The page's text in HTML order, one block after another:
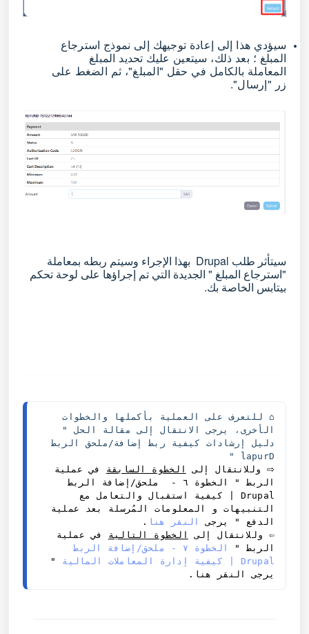
سيؤدي هذا إلى إعادة توجيهك إلى نموذج استرجاع
المبلغ ؛ بعد ذلك، سيتعين عليك تحديد المبلغ
المعاملة بالكامل في حقل "المبلغ"، ثم الضغط على
زر "إرسال".
سيتأثر طلب Drupal
بهذا الإجراء وسيتم ربطه بمعاملة
"استرجاع المبلغ " الجديدة التي تم إجراؤها على لوحة تحكم
بيتابس الخاصة بك.
⌂ للتعرف على العملية بأكملها والخطوات
الأخرى، يرجى الانتقال إلى مقالة الحل "
دليل إرشادات كيفية ربط إضافة/ملحق الربط
Drupal "
⇨ وللانتقال إلى الخطوة السابقة
في عملية
الربط "
الخطوة ٦ -  ملحق/إضافة الربط
Drupal | كيفية استقبال والتعامل مع
التنبيهات و المعلومات المُرسلة بعد عملية
الدفع " يرجى النقر هنا.
⇦ وللانتقال إلى
الخطوة التالية
في عملية
الربط "
الخطوة ٧ - ملحق/إضافة الربط
Drupal | كيفية إدارة المعاملات المالية
"
يرجى
النقر هنا.